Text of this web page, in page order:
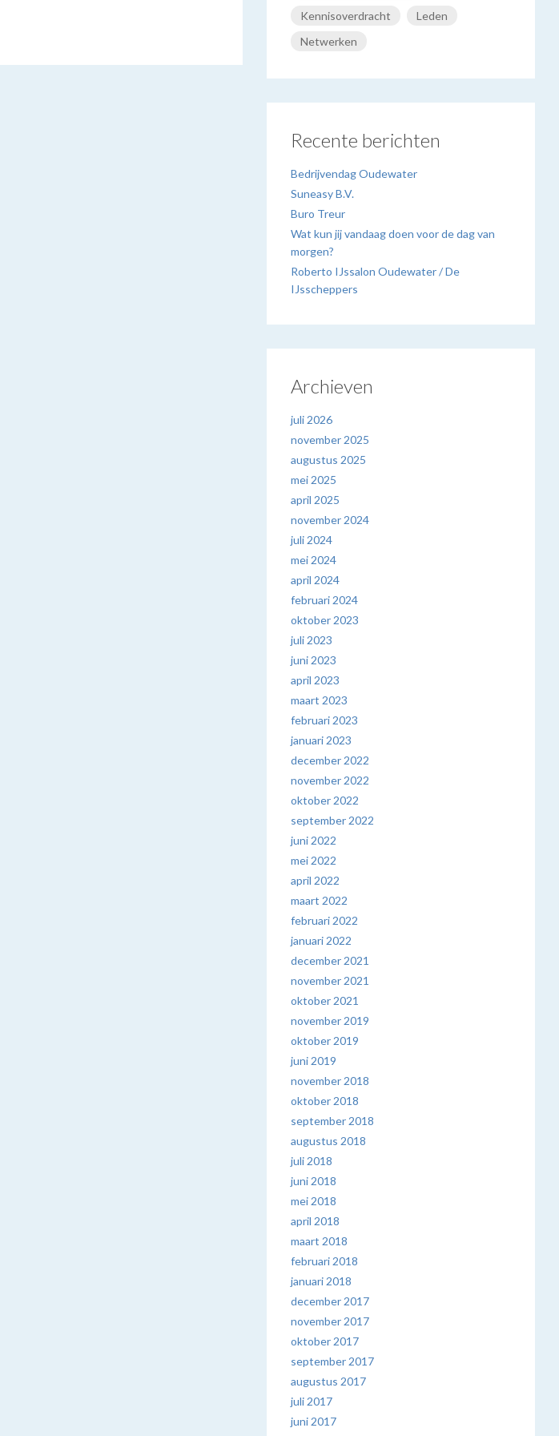
Kennisoverdracht
Leden
Netwerken
Recente berichten
Bedrijvendag Oudewater
Suneasy B.V.
Buro Treur
Wat kun jij vandaag doen voor de dag van
morgen?
Roberto IJssalon Oudewater / De
IJsscheppers
Archieven
juli 2026
november 2025
augustus 2025
mei 2025
april 2025
november 2024
juli 2024
mei 2024
april 2024
februari 2024
oktober 2023
juli 2023
juni 2023
april 2023
maart 2023
februari 2023
januari 2023
december 2022
november 2022
oktober 2022
september 2022
juni 2022
mei 2022
april 2022
maart 2022
februari 2022
januari 2022
december 2021
november 2021
oktober 2021
november 2019
oktober 2019
juni 2019
november 2018
oktober 2018
september 2018
augustus 2018
juli 2018
juni 2018
mei 2018
april 2018
maart 2018
februari 2018
januari 2018
december 2017
november 2017
oktober 2017
september 2017
augustus 2017
juli 2017
juni 2017